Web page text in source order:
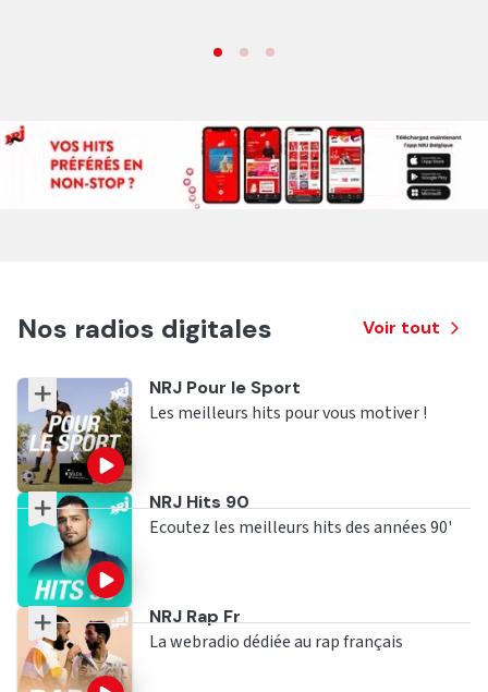
Nos radios digitales Voir tout
Ecouter
NRJ Pour le Sport
Les meilleurs hits pour vous motiver !
Ecouter
NRJ Hits 90
Ecoutez les meilleurs hits des années 90'
Ecouter
NRJ Rap Fr
La webradio dédiée au rap français